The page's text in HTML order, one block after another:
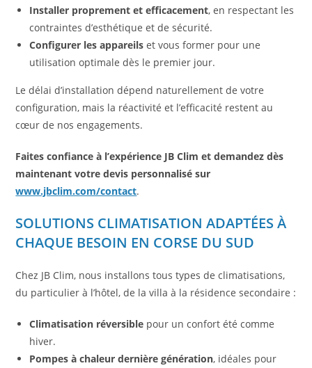
Installer proprement et efficacement, en respectant les
contraintes d’esthétique et de sécurité.
Configurer les appareils et vous former pour une
utilisation optimale dès le premier jour.
Le délai d’installation dépend naturellement de votre
configuration, mais la réactivité et l’efficacité restent au
cœur de nos engagements.
Faites confiance à l’expérience JB Clim et demandez dès
maintenant votre devis personnalisé sur
www.jbclim.com/contact.
SOLUTIONS CLIMATISATION ADAPTÉES À
CHAQUE BESOIN EN CORSE DU SUD
Chez JB Clim, nous installons tous types de climatisations,
du particulier à l’hôtel, de la villa à la résidence secondaire :
Climatisation réversible pour un confort été comme
hiver.
Pompes à chaleur dernière génération, idéales pour